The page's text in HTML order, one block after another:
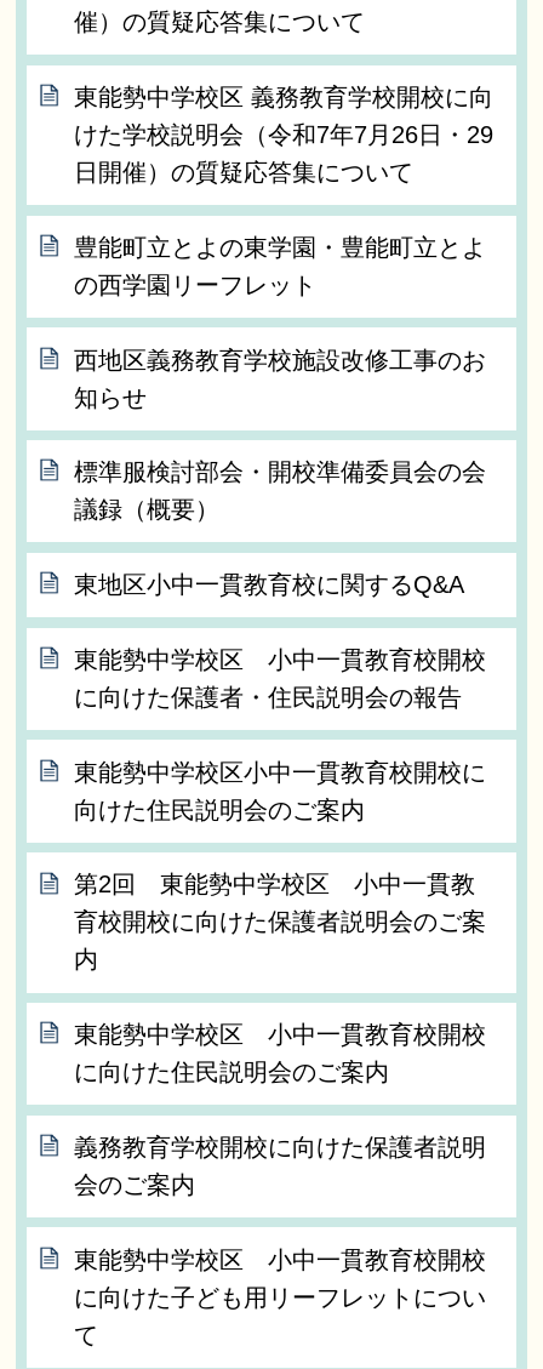
催）の質疑応答集について
東能勢中学校区 義務教育学校開校に向
けた学校説明会（令和7年7月26日・29
日開催）の質疑応答集について
豊能町立とよの東学園・豊能町立とよ
の西学園リーフレット
西地区義務教育学校施設改修工事のお
知らせ
標準服検討部会・開校準備委員会の会
議録（概要）
東地区小中一貫教育校に関するQ&A
東能勢中学校区 小中一貫教育校開校
に向けた保護者・住民説明会の報告
東能勢中学校区小中一貫教育校開校に
向けた住民説明会のご案内
第2回 東能勢中学校区 小中一貫教
育校開校に向けた保護者説明会のご案
内
東能勢中学校区 小中一貫教育校開校
に向けた住民説明会のご案内
義務教育学校開校に向けた保護者説明
会のご案内
東能勢中学校区 小中一貫教育校開校
に向けた子ども用リーフレットについ
て